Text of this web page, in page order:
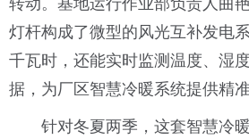
灯杆构成了微型的风光互补发电
千瓦时，还能实时监测温度、湿
据，为厂区智慧冷暖系统提供精准
针对冬夏两季，这套智慧冷